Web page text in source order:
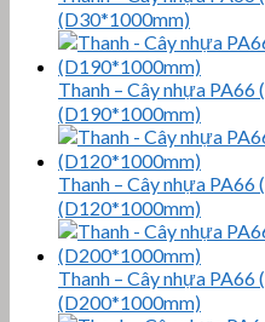
(D30*1000mm)
Thanh – Cây nhựa
(D190*1000mm)
Thanh – Cây nhựa
(D120*1000mm)
Thanh – Cây nhựa
(D200*1000mm)